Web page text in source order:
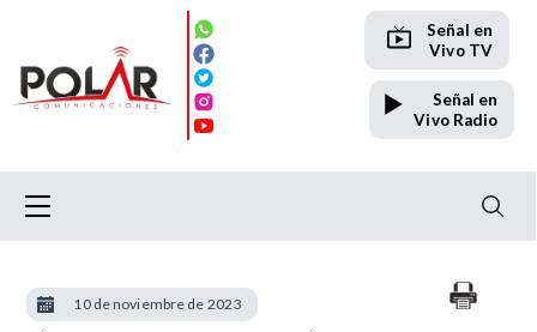
Señal en
Vivo TV
Señal en
Vivo Radio
10 de noviembre de 2023